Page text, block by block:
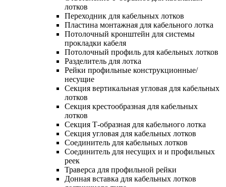
лотков
Переходник для кабельных лотков
Пластина монтажная для кабельного лотка
Потолочный кронштейн для системы
прокладки кабеля
Потолочный профиль для кабельных лотков
Разделитель для лотка
Рейки профильные конструкционные/
несущие
Секция вертикальная угловая для кабельных
лотков
Секция крестообразная для кабельных
лотков
Секция Т-образная для кабельного лотка
Секция угловая для кабельных лотков
Соединитель для кабельных лотков
Соединитель для несущих и и профильных
реек
Траверса для профильной рейки
Донная вставка для кабельных лотков